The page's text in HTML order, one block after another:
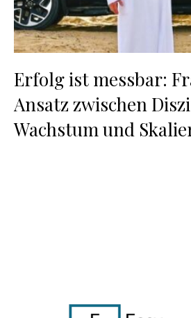
Erfolg ist messbar:
Ansatz zwischen
Wachstum und